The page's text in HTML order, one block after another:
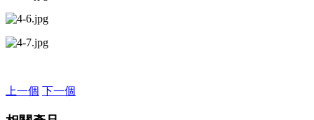
上一個 下一個